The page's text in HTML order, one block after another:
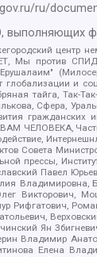
ru/
выполняющих
центр
Мы против СПИДа,
глобализации
тайга, Так-
Сфера,
гражданских
ЧЕЛОВЕКА,
Совета
прессы,
Павел
Владимировна,
Викторович,
Рифгатович,
Ян
Владимир
Елена